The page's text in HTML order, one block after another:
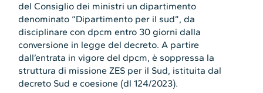
del Consiglio dei ministri un dipartimento
denominato “Dipartimento per il sud”, da
disciplinare con dpcm entro 30 giorni dalla
conversione in legge del decreto. A partire
dall’entrata in vigore del dpcm, è soppressa la
struttura di missione ZES per il Sud, istituita dal
decreto Sud e coesione (dl 124/2023).